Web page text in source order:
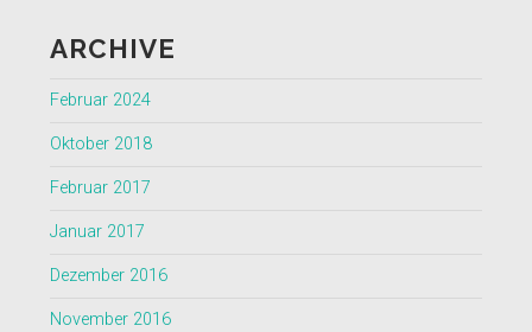
ARCHIVE
Februar 2024
Oktober 2018
Februar 2017
Januar 2017
Dezember 2016
November 2016